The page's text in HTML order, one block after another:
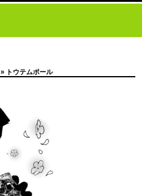
» トウテムポール